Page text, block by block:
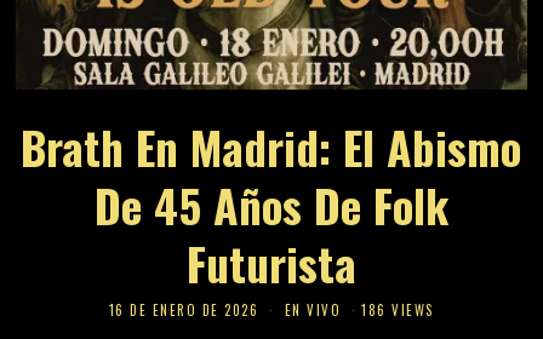
Brath En Madrid: El Abismo
De 45 Años De Folk
Futurista
16 DE ENERO DE 2026 EN VIVO 186 VIEWS